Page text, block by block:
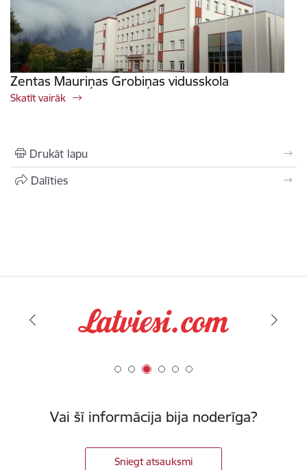
Zentas Mauriņas Grobiņas vidusskola
Skatīt vairāk
Drukāt lapu
Dalīties
Vai šī informācija bija noderīga?
Sniegt atsauksmi